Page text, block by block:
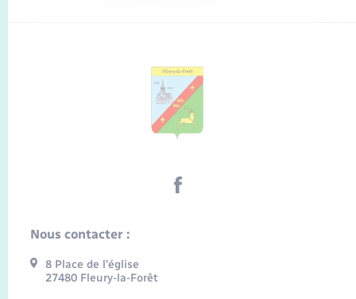
Nous contacter :
8 Place de l’église
27480 Fleury-la-Forêt